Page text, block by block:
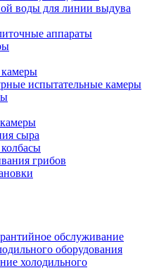
воды для линии выдува
аппараты
испытательные камеры
сыра
грибов
обслуживание
оборудования
холодильного